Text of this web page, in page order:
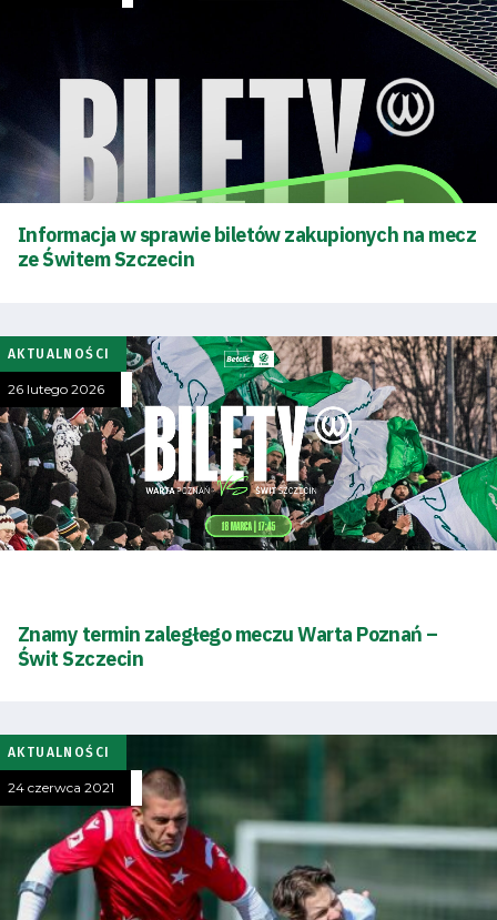
Tryb
oszczędności
energii
Dostępność
Tabela
i
terminarz
Informacja w sprawie biletów zakupionych na mecz
ze Świtem Szczecin
AKTUALNOŚCI
26 lutego 2026
Znamy termin zaległego meczu Warta Poznań –
Świt Szczecin
AKTUALNOŚCI
24 czerwca 2021